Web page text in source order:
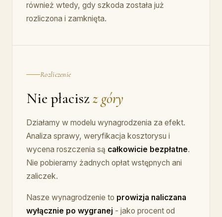
również wtedy, gdy szkoda została już
rozliczona i zamknięta.
Rozliczenie
Nie płaciszz góry
Działamy w modelu wynagrodzenia za efekt.
Analiza sprawy, weryfikacja kosztorysu i
wycena roszczenia są całkowicie bezpłatne.
Nie pobieramy żadnych opłat wstępnych ani
zaliczek.
Nasze wynagrodzenie to prowizja naliczana
wyłącznie po wygranej - jako procent od